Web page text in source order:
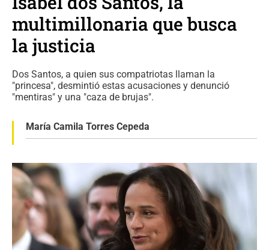
multimillonaria que busca
la justicia
Dos Santos, a quien sus compatriotas llaman la
"princesa", desmintió estas acusaciones y denunció
"mentiras" y una "caza de brujas".
María Camila Torres Cepeda